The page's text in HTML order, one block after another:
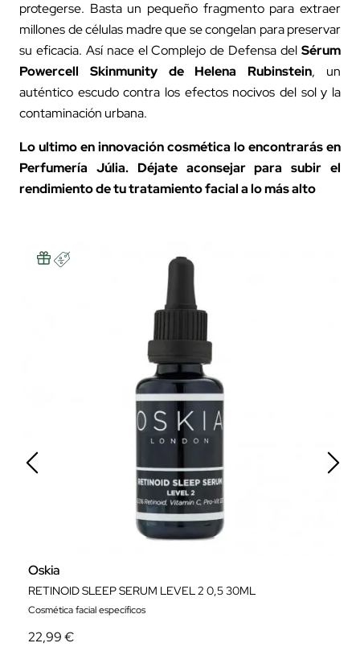
protegerse. Basta un pequeño fragmento para extraer
millones de células madre que se congelan para preservar
su eficacia. Así nace el Complejo de Defensa del Sérum
Powercell Skinmunityde Helena Rubinstein, un
auténtico escudo contra los efectos nocivos del sol y la
contaminación urbana.
Lo ultimo en innovación cosmética lo encontrarás en
Perfumería Júlia. Déjate aconsejar para subir el
rendimiento de tu tratamiento facial a lo más alto
Oskia
RETINOID SLEEP SERUM LEVEL 2 0,5 30ML
Cosmética facial específicos
22,99 €